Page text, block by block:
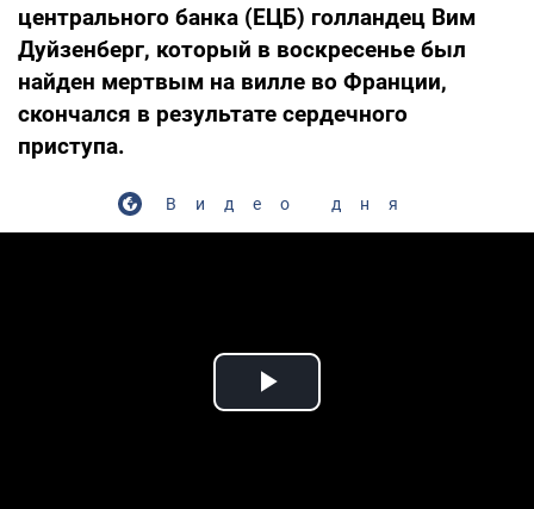
центрального банка (ЕЦБ) голландец Вим
Дуйзенберг, который в воскресенье был
найден мертвым на вилле во Франции,
скончался в результате сердечного
приступа.
Видео дня
Play Video